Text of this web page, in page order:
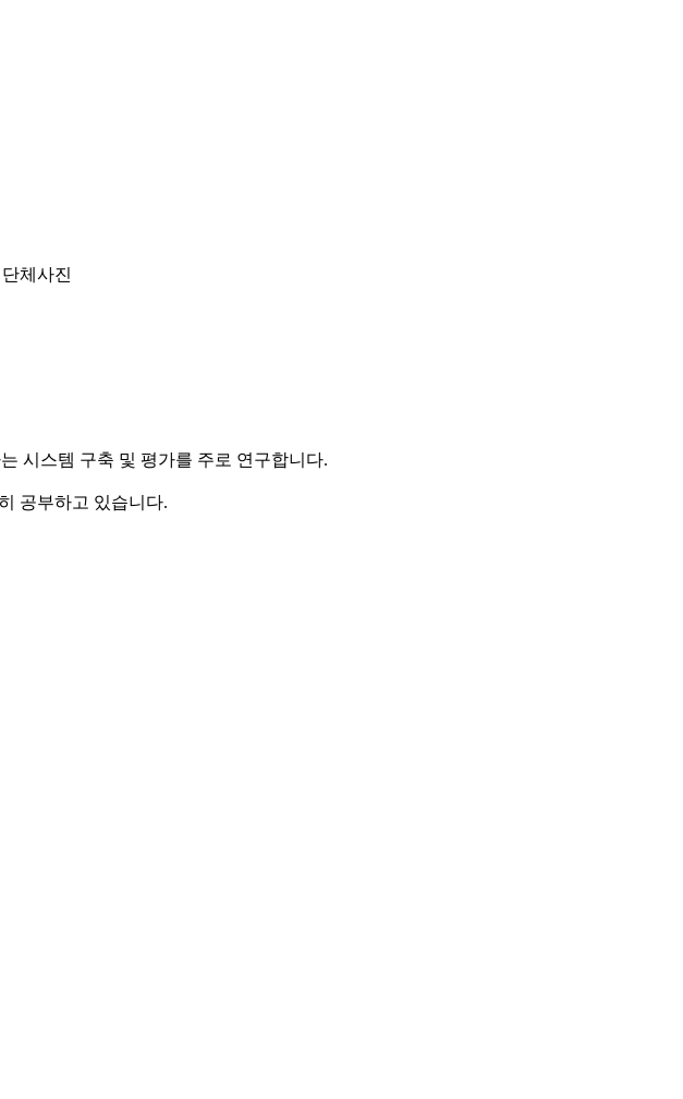
시스템 구축 및 평가를 주로 연구합니다.
공부하고 있습니다.